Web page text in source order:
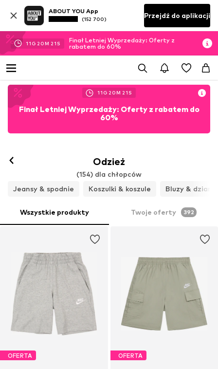
ABOUT YOU App
(152 700) Przejdź do aplikacji
11 G 20M 18 S
Finał Letniej Wyprzedaży: Oferty z
rabatem do 60%
11 G 20M 18 S
Finał Letniej Wyprzedaży: Oferty z rabatem do
60%
Odzież
(154) dla chłopców
Jeansy & spodnie
Koszulki & koszule Bluzy &
Wszystkie produkty Twoje oferty 392
OFERTA OFERTA